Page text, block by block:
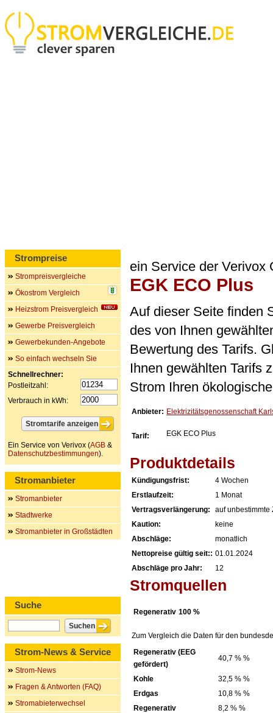
ein Service der Verivox
EGK ECO Plus
Auf dieser Seite finden
des von Ihnen
Bewertung des Tarifs.
Ihnen gewählten Tarifs
Strom Ihren
Anbieter: Elektrizitätsgenossenschaft
Tarif: EGK ECO Plus
Produktdetails
Kündigungsfrist:
4 Wochen
Erstlaufzeit:
1 Monat
Vertragsverlängerung:
auf unbestimmte
Kaution:
keine
Abschläge:
monatlich
Nettopreise gültig seit:: 01.01.2024
Abschläge pro Jahr:
12
Stromquellen
Regenerativ 100 %
Zum Vergleich die Daten für den
Regenerativ (EEG
gefördert)
40,7 % %
Kohle
32,5 % %
Erdgas
10,8 % %
Regenerativ
8,2 % %
Strompreise
Strompreisvergleiche
Ökostrom Vergleich
Heizstrom Preisvergleich
Gewerbe Preisvergleich
Gewerbekunden-Angebote
So einfach wechseln Sie
Schnellrechner:
Postleitzahl:
Verbrauch in kWh:
Ein Service von Verivox (AGB &
Datenschutzbestimmungen).
Stromanbieter
Stromanbieter
Stadtwerke
Stromanbieter in Großstädten
Suche
Strom-News & Service
Strom-News
Fragen & Antworten (FAQ)
Stromabieterwechsel